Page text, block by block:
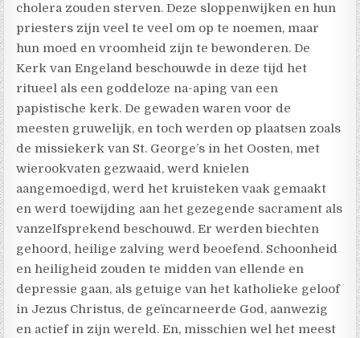
cholera zouden sterven. Deze sloppenwijken en hun
priesters zijn veel te veel om op te noemen, maar
hun moed en vroomheid zijn te bewonderen. De
Kerk van Engeland beschouwde in deze tijd het
ritueel als een goddeloze na-aping van een
papistische kerk. De gewaden waren voor de
meesten gruwelijk, en toch werden op plaatsen zoals
de missiekerk van St. George’s in het Oosten, met
wierookvaten gezwaaid, werd knielen
aangemoedigd, werd het kruisteken vaak gemaakt
en werd toewijding aan het gezegende sacrament als
vanzelfsprekend beschouwd. Er werden biechten
gehoord, heilige zalving werd beoefend. Schoonheid
en heiligheid zouden te midden van ellende en
depressie gaan, als getuige van het katholieke geloof
in Jezus Christus, de geïncarneerde God, aanwezig
en actief in zijn wereld. En, misschien wel het meest